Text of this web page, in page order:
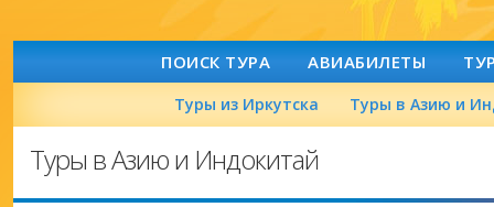
ПОИСК ТУРА АВИАБИЛЕТЫ
Туры из Иркутска Туры в Азию и
Туры в Азию и Индокитай